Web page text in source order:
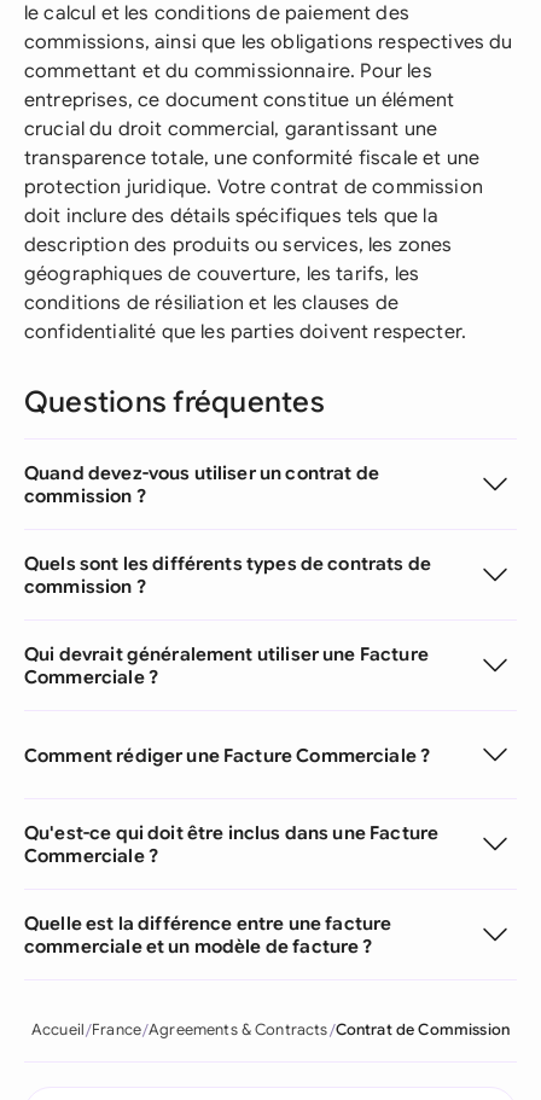
le calcul et les conditions de paiement des
commissions, ainsi que les obligations respectives du
commettant et du commissionnaire. Pour les
entreprises, ce document constitue un élément
crucial du droit commercial, garantissant une
transparence totale, une conformité fiscale et une
protection juridique. Votre contrat de commission
doit inclure des détails spécifiques tels que la
description des produits ou services, les zones
géographiques de couverture, les tarifs, les
conditions de résiliation et les clauses de
confidentialité que les parties doivent respecter.
Questions fréquentes
Quand devez-vous utiliser un contrat de
commission ?
Quels sont les différents types de contrats de
commission ?
Qui devrait généralement utiliser une Facture
Commerciale ?
Comment rédiger une Facture Commerciale ?
Qu'est-ce qui doit être inclus dans une Facture
Commerciale ?
Quelle est la différence entre une facture
commerciale et un modèle de facture ?
Accueil France Agreements & Contracts Contrat de Commission